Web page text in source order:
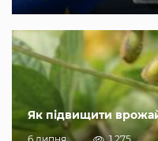
Як підвищити